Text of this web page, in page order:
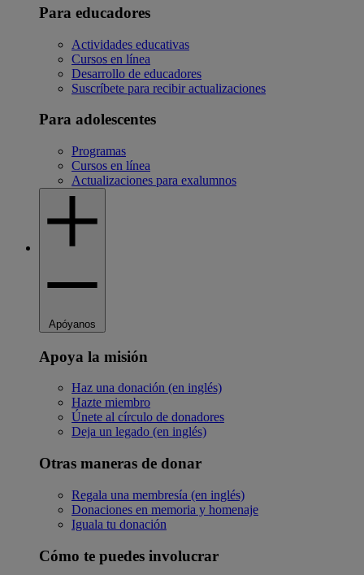
Para educadores
Actividades educativas
Cursos en línea
Desarrollo de educadores
Suscríbete para recibir actualizaciones
Para adolescentes
Programas
Cursos en línea
Actualizaciones para exalumnos
Apóyanos
Apoya la misión
Haz una donación (en inglés)
Hazte miembro
Únete al círculo de donadores
Deja un legado (en inglés)
Otras maneras de donar
Regala una membresía (en inglés)
Donaciones en memoria y homenaje
Iguala tu donación
Cómo te puedes involucrar